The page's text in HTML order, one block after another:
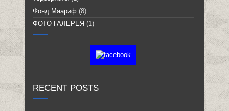
Фонд Маариф (8)
ФОТО ГАЛЕРЕЯ (1)
RECENT POSTS